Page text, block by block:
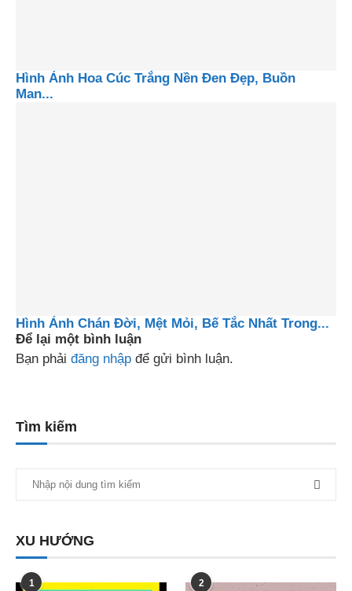
Hình Ảnh Hoa Cúc Trắng Nền Đen Đẹp, Buồn
Man...
Hình Ảnh Chán Đời, Mệt Mỏi, Bế Tắc Nhất Trong...
Để lại một bình luận
Bạn phải đăng nhập để gửi bình luận.
Tìm kiếm
XU HƯỚNG
1 2